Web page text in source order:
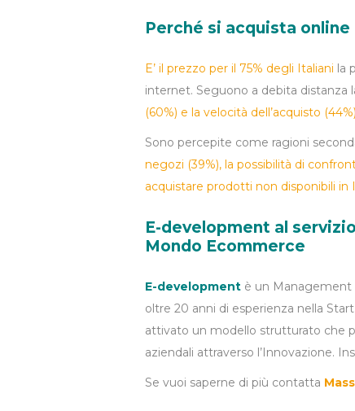
Perché si acquista online
E’ il prezzo per il 75% degli Italiani la
internet. Seguono a debita distanza
(60%) e la velocità dell’acquisto
Sono percepite come ragioni
negozi (39%), la possibilità di
acquistare prodotti non disponibili in
E-development al
Mondo Ecommerce
E-development è un Management
oltre 20 anni di esperienza nella
attivato un modello strutturato che
aziendali attraverso l’Innovazione.
Se vuoi saperne di più contatta